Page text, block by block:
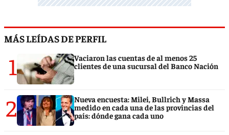
MÁS LEÍDAS DE PERFIL
1
Vaciaron las cuentas de al menos 25
clientes de una sucursal del Banco Nación
2
Nueva encuesta: Milei, Bullrich y Massa
medido en cada una de las provincias del
país: dónde gana cada uno